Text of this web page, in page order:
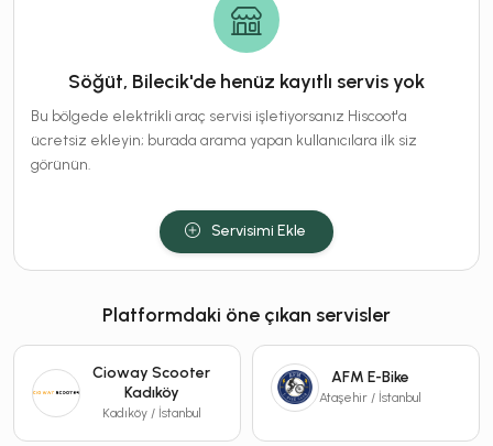
Söğüt, Bilecik'de henüz kayıtlı servis yok
Bu bölgede elektrikli araç servisi işletiyorsanız Hiscoot'a
ücretsiz ekleyin; burada arama yapan kullanıcılara ilk siz
görünün.
Servisimi Ekle
Platformdaki öne çıkan servisler
Cioway Scooter
Kadıköy
Kadıköy / İstanbul
AFM E-Bike
Ataşehir / İstanbul